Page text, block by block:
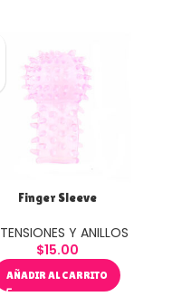
Finger Sleeve
Y ANILLOS
$15.00
AÑADIR AL CARRITO